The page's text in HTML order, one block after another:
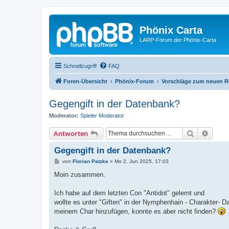
Phönix Carta
LARP-Forum der Phönix-Carta
Schnellzugriff FAQ
Foren-Übersicht Phönix-Forum Vorschläge zum neuen
Gegengift in der Datenbank?
Moderator: Spieler Moderator
Antworten Suche
Gegengift in der Datenbank?
B
i
a
von Florian Patzke» Mo 2. Jun 2025, 17:03
Moin zusammen.
Ich habe auf dem letzten Con "Antidot" gelernt und
wollte es unter "Giften" in der Nymphenhain - Charakter-
meinem Char hinzufügen, konnte es aber nicht finden?